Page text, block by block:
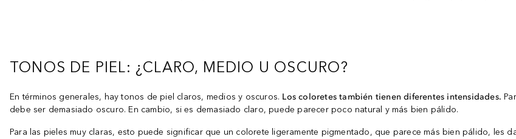
TONOS DE PIEL: ¿CLARO, MEDIO U OSCURO?
En términos generales, hay tonos de piel claros, medios y oscuros. Los coloretes también tienen diferentes intensidades.
debe ser demasiado oscuro. En cambio, si es demasiado claro, puede parecer poco natural y más bien pálido.
Para las pieles muy claras, esto puede significar que un colorete ligeramente pigmentado, que parece más bien pálido, les